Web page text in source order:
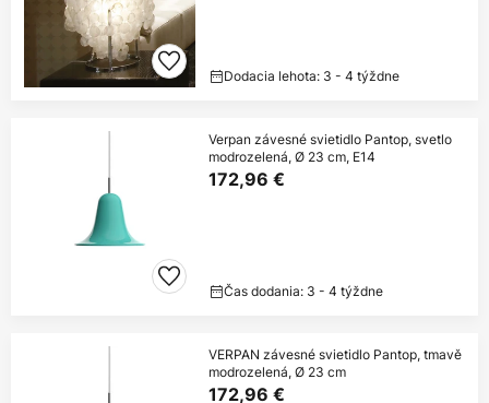
Dodacia lehota: 3 - 4 týždne
Verpan závesné svietidlo Pantop, svetlo
modrozelená, Ø 23 cm, E14
172,96 €
Čas dodania: 3 - 4 týždne
VERPAN závesné svietidlo Pantop, tmavě
modrozelená, Ø 23 cm
172,96 €